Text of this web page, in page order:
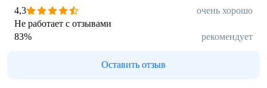
4,3
очень хорошо
Не работает с отзывами
83% рекомендует
Оставить отзыв